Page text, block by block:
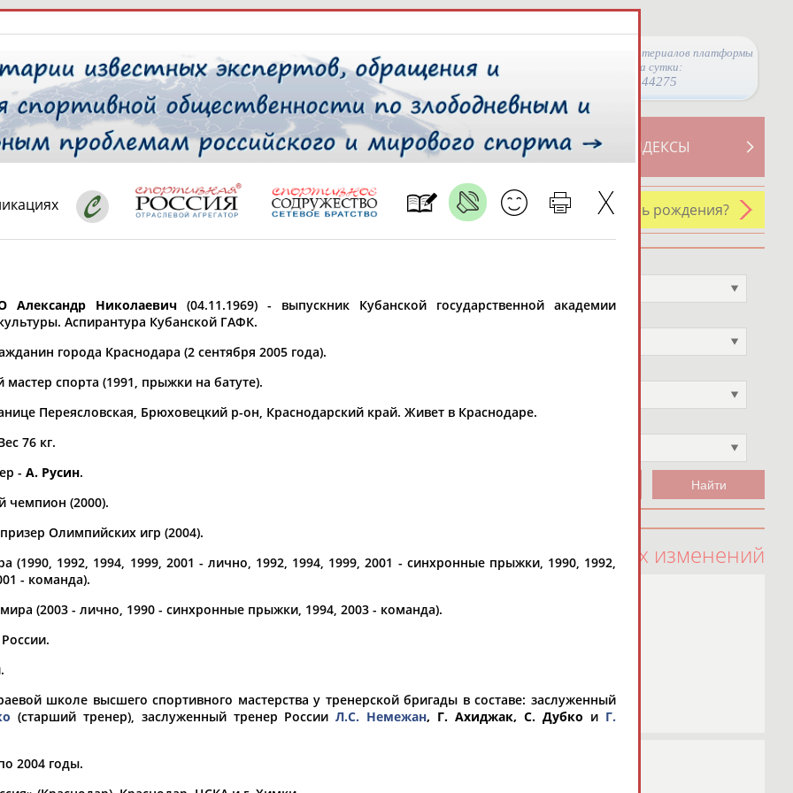
Просмотры материалов платформы
за сутки:
44275
СВОДНЫЕ ИНДЕКСЫ
ТАБЛО АКТИВНОСТИ
РЕСУРСНАЯ ПЛОЩАДКА
У кого сегодня день рождения?
регион*
* для действующих спортсменов
рождения
рождения
чч мм
Чемпион
100 последних изменений
Александр Николаевич (04.11.1969) - выпускник Кубанской государственной академии
Аспирантура Кубанской ГАФК.
города Краснодара (2 сентября 2005 года).
спорта (1991, прыжки на батуте).
Переясловская, Брюховецкий р-он, Краснодарский край. Живет в Краснодаре.
76 кг.
- А. Русин.
чемпион (2000).
Олимпийских игр (2004).
(1990, 1992, 1994, 1999, 2001 - лично, 1992, 1994, 1999, 2001 - синхронные прыжки, 1990, 1992,
- команда).
(2003 - лично, 1990 - синхронные прыжки, 1994, 2003 - команда).
школе высшего спортивного мастерства у тренерской бригады в составе: заслуженный
(старший тренер), заслуженный тренер РоссииЛ.С. Немежан, Г. Ахиджак, С. Дубко и Г.
2004 годы.